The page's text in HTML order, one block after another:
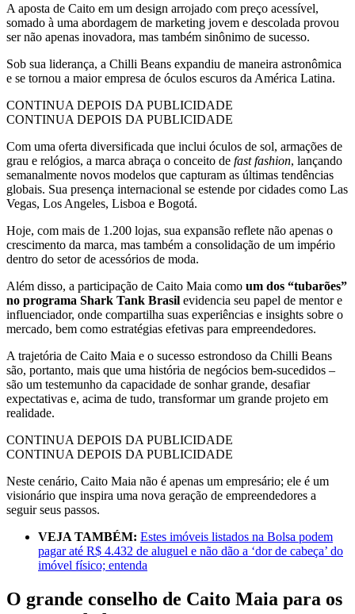
A aposta de Caito em um design arrojado com preço acessível,
somado à uma abordagem de marketing jovem e descolada provou
ser não apenas inovadora, mas também sinônimo de sucesso.
Sob sua liderança, a Chilli Beans expandiu de maneira astronômica
e se tornou a maior empresa de óculos escuros da América Latina.
CONTINUA DEPOIS DA PUBLICIDADE
CONTINUA DEPOIS DA PUBLICIDADE
Com uma oferta diversificada que inclui óculos de sol, armações de
grau e relógios, a marca abraça o conceito de fast fashion, lançando
semanalmente novos modelos que capturam as últimas tendências
globais. Sua presença internacional se estende por cidades como Las
Vegas, Los Angeles, Lisboa e Bogotá.
Hoje, com mais de 1.200 lojas, sua expansão reflete não apenas o
crescimento da marca, mas também a consolidação de um império
dentro do setor de acessórios de moda.
Além disso, a participação de Caito Maia como um dos “tubarões”
no programa Shark Tank Brasil evidencia seu papel de mentor e
influenciador, onde compartilha suas experiências e insights sobre o
mercado, bem como estratégias efetivas para empreendedores.
A trajetória de Caito Maia e o sucesso estrondoso da Chilli Beans
são, portanto, mais que uma história de negócios bem-sucedidos –
são um testemunho da capacidade de sonhar grande, desafiar
expectativas e, acima de tudo, transformar um grande projeto em
realidade.
CONTINUA DEPOIS DA PUBLICIDADE
CONTINUA DEPOIS DA PUBLICIDADE
Neste cenário, Caito Maia não é apenas um empresário; ele é um
visionário que inspira uma nova geração de empreendedores a
seguir seus passos.
VEJA TAMBÉM: Estes imóveis listados na Bolsa podem
pagar até R$ 4.432 de aluguel e não dão a ‘dor de cabeça’ do
imóvel físico; entenda
O grande conselho de Caito Maia para os